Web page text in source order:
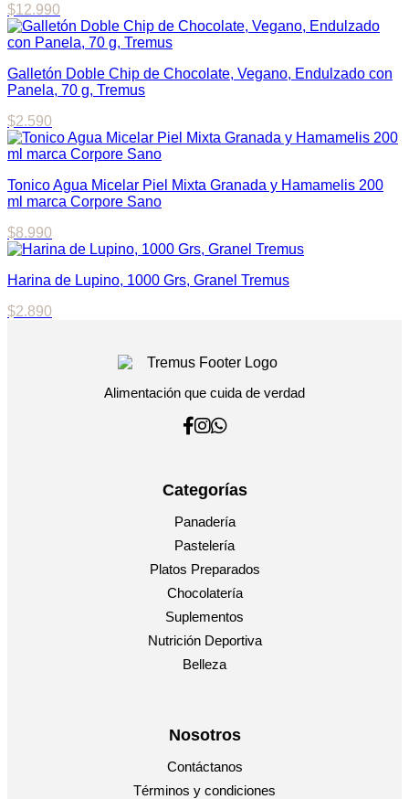
$12.990
Galletón Doble Chip de Chocolate, Vegano, Endulzado con
Panela, 70 g, Tremus
$2.590
Tonico Agua Micelar Piel Mixta Granada y Hamamelis 200
ml marca Corpore Sano
$8.990
Harina de Lupino, 1000 Grs, Granel Tremus
$2.890
Alimentación que cuida de verdad
Categorías
Panadería
Pastelería
Platos Preparados
Chocolatería
Suplementos
Nutrición Deportiva
Belleza
Nosotros
Contáctanos
Términos y condiciones